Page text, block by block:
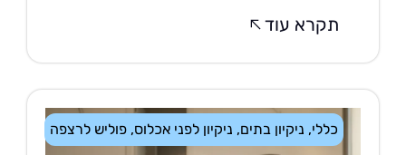
תקרא עוד
ניקיון בתים,ניקיון לפני אכלוס,פוליש לרצפה